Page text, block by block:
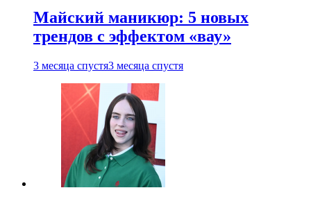
Майский маникюр: 5 новых
трендов с эффектом «вау»
3 месяца спустя3 месяца спустя